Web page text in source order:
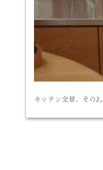
キッチン全景、その2